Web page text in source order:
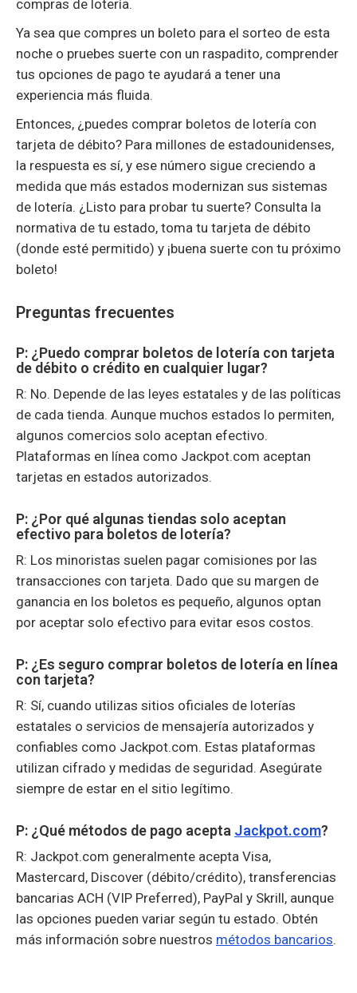
compras de lotería.
Ya sea que compres un boleto para el sorteo de esta
noche o pruebes suerte con un raspadito, comprender
tus opciones de pago te ayudará a tener una
experiencia más fluida.
Entonces, ¿puedes comprar boletos de lotería con
tarjeta de débito? Para millones de estadounidenses,
la respuesta es sí, y ese número sigue creciendo a
medida que más estados modernizan sus sistemas
de lotería. ¿Listo para probar tu suerte? Consulta la
normativa de tu estado, toma tu tarjeta de débito
(donde esté permitido) y ¡buena suerte con tu próximo
boleto!
Preguntas frecuentes
P: ¿Puedo comprar boletos de lotería con tarjeta
de débito o crédito en cualquier lugar?
R: No. Depende de las leyes estatales y de las políticas
de cada tienda. Aunque muchos estados lo permiten,
algunos comercios solo aceptan efectivo.
Plataformas en línea como Jackpot.com aceptan
tarjetas en estados autorizados.
P: ¿Por qué algunas tiendas solo aceptan
efectivo para boletos de lotería?
R: Los minoristas suelen pagar comisiones por las
transacciones con tarjeta. Dado que su margen de
ganancia en los boletos es pequeño, algunos optan
por aceptar solo efectivo para evitar esos costos.
P: ¿Es seguro comprar boletos de lotería en línea
con tarjeta?
R: Sí, cuando utilizas sitios oficiales de loterías
estatales o servicios de mensajería autorizados y
confiables como Jackpot.com. Estas plataformas
utilizan cifrado y medidas de seguridad. Asegúrate
siempre de estar en el sitio legítimo.
P: ¿Qué métodos de pago acepta Jackpot.com?
R: Jackpot.com generalmente acepta Visa,
Mastercard, Discover (débito/crédito), transferencias
bancarias ACH (VIP Preferred), PayPal y Skrill, aunque
las opciones pueden variar según tu estado. Obtén
más información sobre nuestros métodos bancarios.